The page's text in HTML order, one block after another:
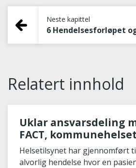
Neste kapittel
Relatert innhold
Uklar ansvarsdeling
FACT,
over
Helsetilsynet har gjennomført
alvorlig hendelse hvor en